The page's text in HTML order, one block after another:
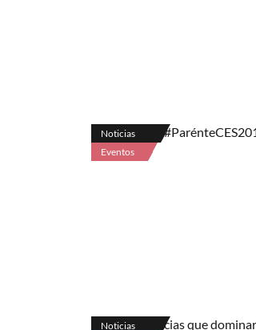
Noticias
Eventos
Noticias